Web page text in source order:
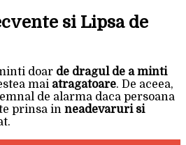
si Lipsa de
doar de dragul de a minti
mai atragatoare. De aceea,
de alarma daca persoana
prinsa in neadevaruri si